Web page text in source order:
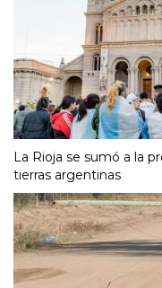
La Rioja se sumó a la
tierras argentinas